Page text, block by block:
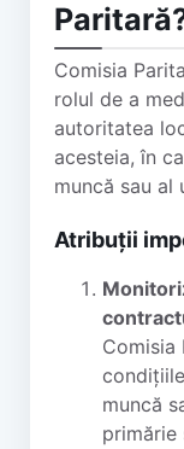
Comisia
rolul de a
autoritatea
acesteia, în
muncă sau al
Atribuții
Comisia
muncă
primărie